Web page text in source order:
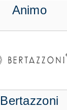
Animo
Bertazzoni